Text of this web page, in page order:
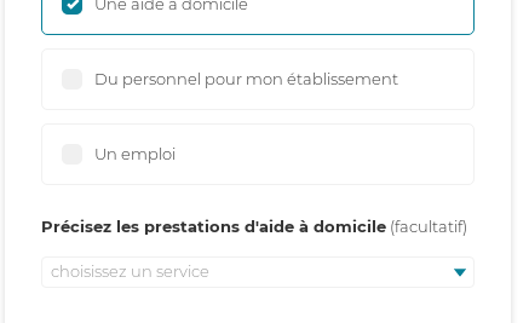
Du personnel pour mon établissement
Un emploi
Précisez les prestations d'aide à domicile
choisissez un service